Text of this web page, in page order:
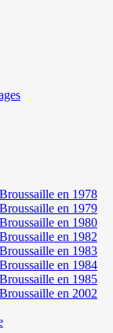
en 1978
en 1979
en 1980
en 1982
en 1983
en 1984
en 1985
en 2002